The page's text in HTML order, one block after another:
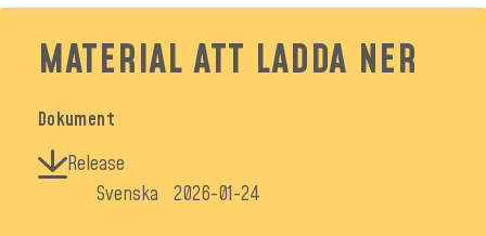
MATERIAL ATT LADDA NER
Dokument
Release
Svenska 2026-01-24